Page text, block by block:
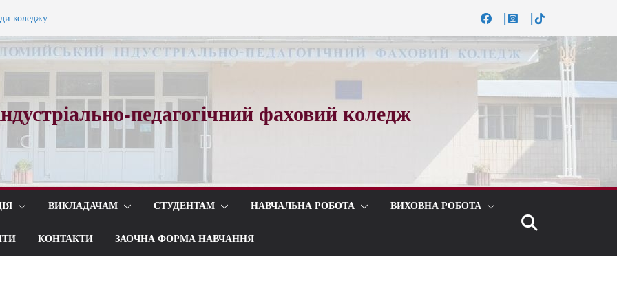
коледжу
вальсу…
педагогічний фаховий коледж
ВИКЛАДАЧАМ СТУДЕНТАМ НАВЧАЛЬНА РОБОТА ВИХОВНА РОБОТА
КОНТАКТИ ЗАОЧНА ФОРМА НАВЧАННЯ